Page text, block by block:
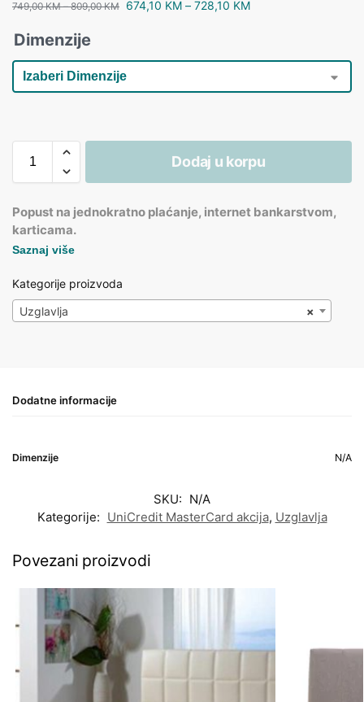
749,00KM – 809,00KM 674,10 KM – 728,10 KM
Dimenzije
Dodaj u korpu
Popust na jednokratno plaćanje, internet bankarstvom,
karticama.
Saznaj više
Kategorije proizvoda
×
Uzglavlja
Dodatne informacije
Dimenzije N/A
SKU: N/A
Kategorije: UniCredit MasterCard akcija, Uzglavlja
Povezani proizvodi